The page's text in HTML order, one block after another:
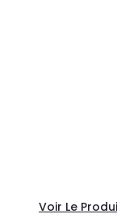
Voir Le